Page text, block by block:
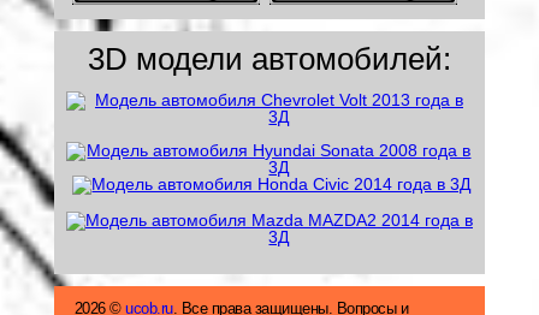
3D модели автомобилей:
2026 © ucob.ru. Все права защищены. Вопросы и